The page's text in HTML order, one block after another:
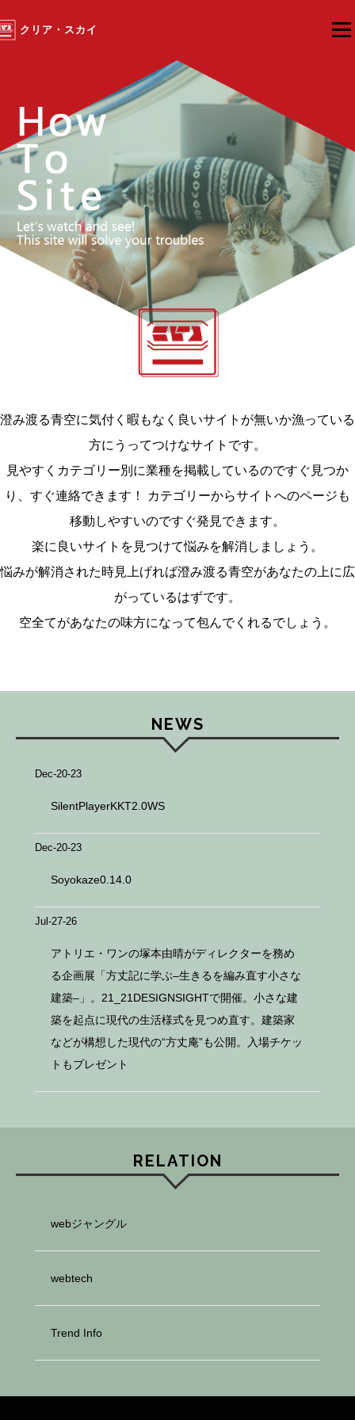
クリア・スカイ メニ
澄み渡る青空に気付く暇もなく良いサイトが無いか漁っている
方にうってつけなサイトです。
見やすくカテゴリー別に業種を掲載しているのですぐ見つか
り、すぐ連絡できます！ カテゴリーからサイトへのページも
移動しやすいのですぐ発見できます。
楽に良いサイトを見つけて悩みを解消しましょう。
悩みが解消された時見上げれば澄み渡る青空があなたの上に広
がっているはずです。
空全てがあなたの味方になって包んでくれるでしょう。
NEWS
Dec-20-23
SilentPlayerKKT2.0WS
Dec-20-23
Soyokaze0.14.0
Jul-27-26
アトリエ・ワンの塚本由晴がディレクターを務め
る企画展「方丈記に学ぶ–生きるを編み直す小さな
建築–」。21_21DESIGNSIGHTで開催。小さな建
築を起点に現代の生活様式を見つめ直す。建築家
などが構想した現代の“方丈庵”も公開。入場チケッ
トもプレゼント
RELATION
webジャングル
webtech
Trend Info